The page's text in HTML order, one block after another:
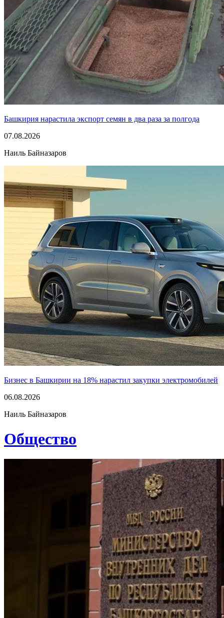
Башкирия нарастила экспорт семян в два раза за полгода
07.08.2026
Наиль Байназаров
Бизнес в Башкирии на 18% нарастил закупки электромобилей
06.08.2026
Наиль Байназаров
Общество